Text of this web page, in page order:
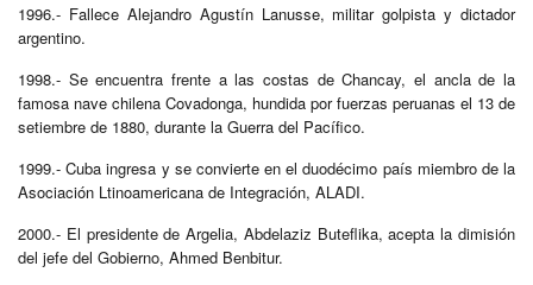
1996.- Fallece Alejandro Agustín Lanusse, militar golpista y dictador
argentino.
1998.- Se encuentra frente a las costas de Chancay, el ancla de la
famosa nave chilena Covadonga, hundida por fuerzas peruanas el 13 de
setiembre de 1880, durante la Guerra del Pacífico.
1999.- Cuba ingresa y se convierte en el duodécimo país miembro de la
Asociación Ltinoamericana de Integración, ALADI.
2000.- El presidente de Argelia, Abdelaziz Buteflika, acepta la dimisión
del jefe del Gobierno, Ahmed Benbitur.